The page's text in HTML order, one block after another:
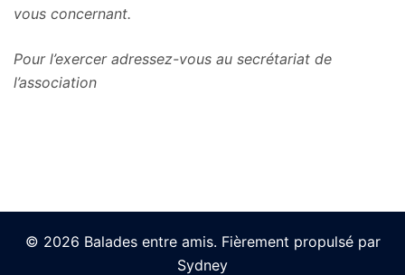
vous concernant.
Pour l’exercer adressez-vous au secrétariat de
l’association
© 2026 Balades entre amis. Fièrement propulsé par
Sydney